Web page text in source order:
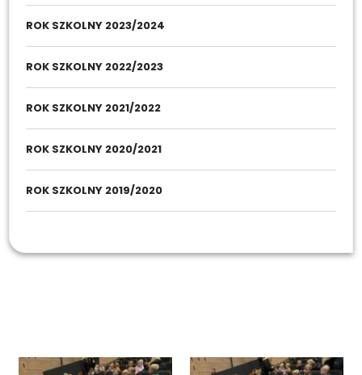
ROK SZKOLNY 2023/2024
ROK SZKOLNY 2022/2023
ROK SZKOLNY 2021/2022
ROK SZKOLNY 2020/2021
ROK SZKOLNY 2019/2020